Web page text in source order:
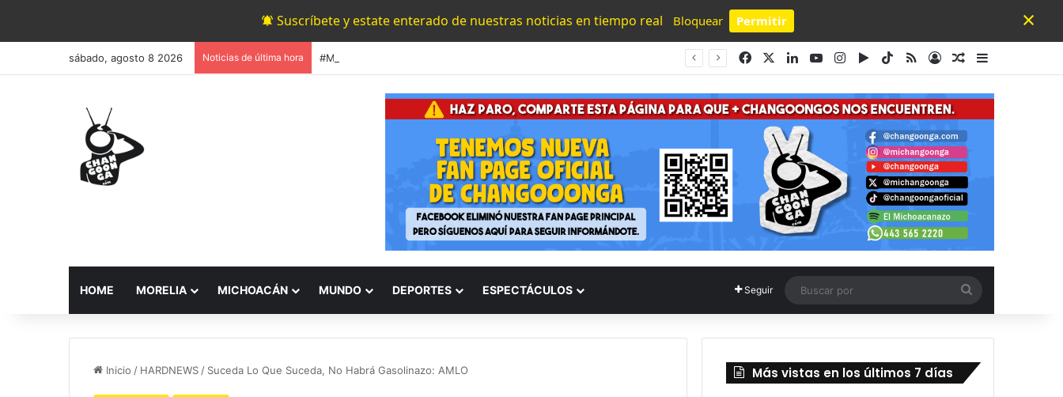
Suscríbete y estate enterado de nuestras noticias en tiempo real Bloquear Permitir
Powered by SendPulse
×
sábado, agosto 8 2026 Noticias de última hora FacebookLinkedInYouTubeInstagram
Google Play
TikTok
RSS AccesoPublicación al
HOME MORELIA MICHOACÁN MUNDO DEPORTES ESPECTÁCULOS Seguir
por
Inicio / HARDNEWS / Suceda Lo Que Suceda, No Habrá Gasolinazo: AMLO Más vistas en los últimos 7 días